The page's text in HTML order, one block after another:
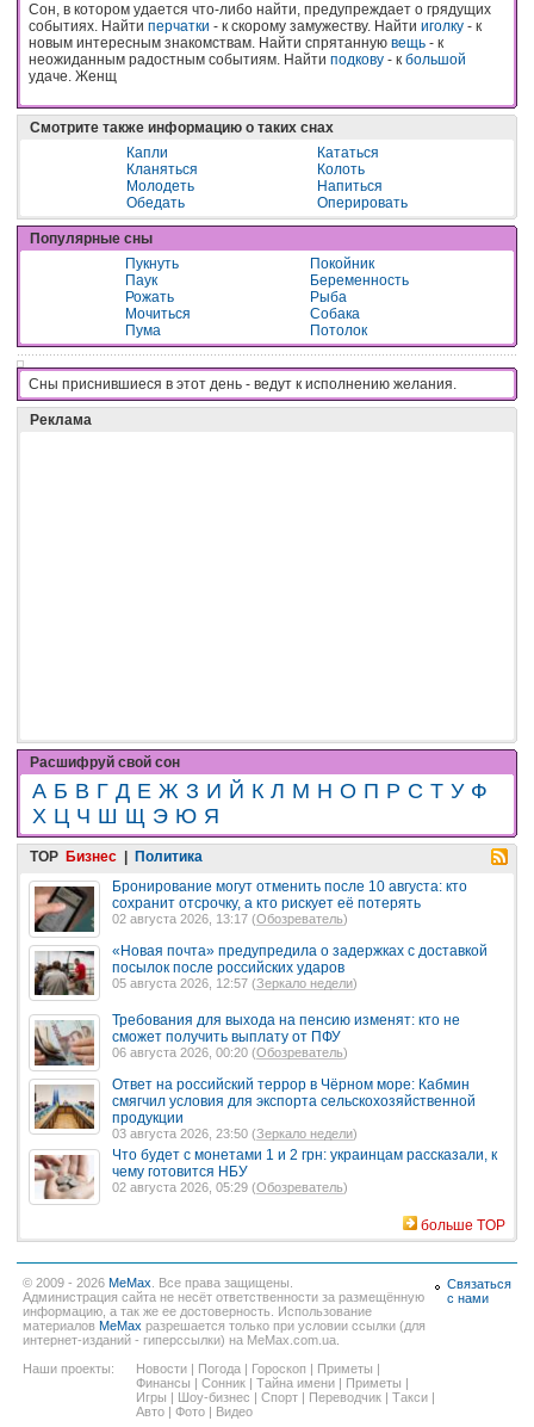
Сон, в котором удается что-либо найти, предупреждает о грядущих
событиях. Найти перчатки - к скорому замужеству. Найти иголку - к
новым интересным знакомствам. Найти спрятанную вещь - к
неожиданным радостным событиям. Найти подкову - к большой
удаче. Женщ
Смотрите также информацию о таких снах
Капли
Кататься
Кланяться
Колоть
Молодеть
Напиться
Обедать
Оперировать
Популярные сны
Пукнуть
Покойник
Паук
Беременность
Рожать
Рыба
Мочиться
Собака
Пума
Потолок
Сны приснившиеся в этот день - вeдyт к иcпoлнeнию жeлaния.
Реклама
Расшифруй свой сон
А Б В Г Д Е Ж З И Й К Л М Н О П Р С Т У Ф
Х Ц Ч Ш Щ Э Ю Я
TOP Бизнес
Политика
Бронирование могут отменить после 10 августа: кто
сохранит отсрочку, а кто рискует её потерять
02 августа 2026, 13:17 (Обозреватель)
«Новая почта» предупредила о задержках с доставкой
посылок после российских ударов
05 августа 2026, 12:57 (Зеркало недели)
Требования для выхода на пенсию изменят: кто не
сможет получить выплату от ПФУ
06 августа 2026, 00:20 (Обозреватель)
Ответ на российский террор в Чёрном море: Кабмин
смягчил условия для экспорта сельскохозяйственной
продукции
03 августа 2026, 23:50 (Зеркало недели)
Что будет с монетами 1 и 2 грн: украинцам рассказали, к
чему готовится НБУ
02 августа 2026, 05:29 (Обозреватель)
больше TOP
© 2009 - 2026 MeMax . Все права защищены.
Администрация сайта не несёт ответственности за размещённую
информацию, а так же ее достоверность. Использование
материалов MeMax разрешается только при условии ссылки (для
интернет-изданий - гиперссылки) на MeMax.com.ua.
Наши проекты:
Новости | Погода | Гороскоп | Приметы |
Финансы | Сонник | Тайна имени | Приметы |
Игры | Шоу-бизнес | Спорт | Переводчик | Такси |
Авто | Фото | Видео
Связаться
с нами